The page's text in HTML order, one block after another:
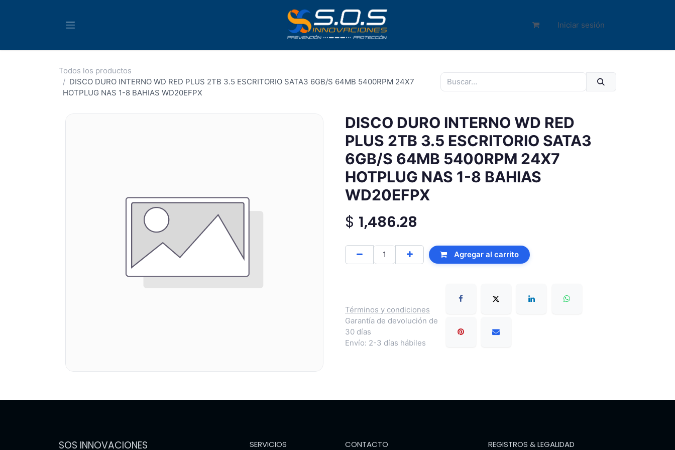
Iniciar sesión
Todos los productos
DISCO DURO INTERNO WD RED PLUS 2TB 3.5 ESCRITORIO SATA3 6GB/S 64MB 5400RPM 24X7
HOTPLUG NAS 1-8 BAHIAS WD20EFPX
DISCO DURO INTERNO WD RED
PLUS 2TB 3.5 ESCRITORIO SATA3
6GB/S 64MB 5400RPM 24X7
HOTPLUG NAS 1-8 BAHIAS
WD20EFPX
$ 1,486.28
Agregar al carrito
Términos y condiciones
Garantía de devolución de
30 días
Envío: 2-3 días hábiles
SOS INNOVACIONES SERVICIOS CONTACTO REGISTROS & LEGALIDAD